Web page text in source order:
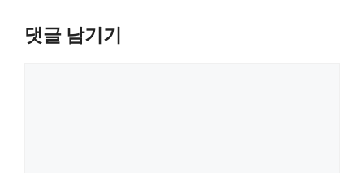
댓글 남기기